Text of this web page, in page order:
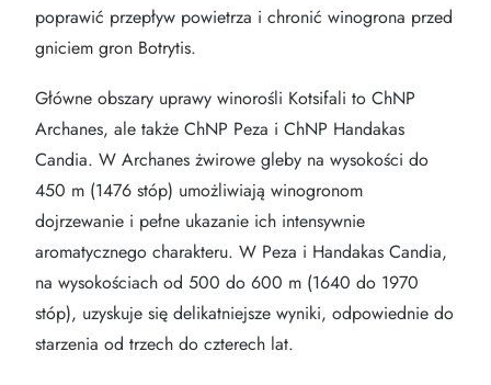
poprawić przepływ powietrza i chronić winogrona przed
gniciem gron Botrytis.
Główne obszary uprawy winorośli Kotsifali to ChNP
Archanes, ale także ChNP Peza i ChNP Handakas
Candia. W Archanes żwirowe gleby na wysokości do
450 m (1476 stóp) umożliwiają winogronom
dojrzewanie i pełne ukazanie ich intensywnie
aromatycznego charakteru. W Peza i Handakas Candia,
na wysokościach od 500 do 600 m (1640 do 1970
stóp), uzyskuje się delikatniejsze wyniki, odpowiednie do
starzenia od trzech do czterech lat.